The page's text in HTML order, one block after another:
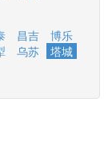
昌吉
博乐
乌苏
塔城